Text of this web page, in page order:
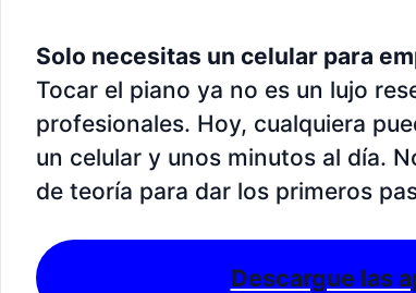
Solo necesitas un celular para
Tocar el piano ya no es un lujo
profesionales. Hoy, cualquiera
un celular y unos minutos al día.
de teoría para dar los primeros
Descargue las